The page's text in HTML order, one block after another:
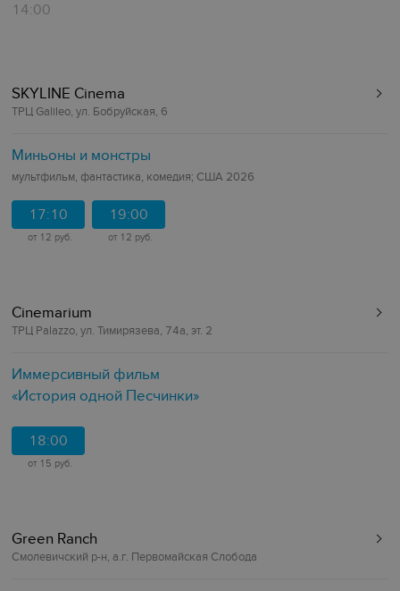
14:00
SKYLINE Cinema
ТРЦ Galileo, ул. Бобруйская, 6
Миньоны и монстры
мультфильм, фантастика, комедия; США 2026
17:10
от 12 руб.
19:00
от 12 руб.
Cinemarium
ТРЦ Palazzo, ул. Тимирязева, 74а, эт. 2
Иммерсивный фильм
«‎История одной Песчинки»
18:00
от 15 руб.
Green Ranch
Смолевичский р-н, а.г. Первомайская Слобода